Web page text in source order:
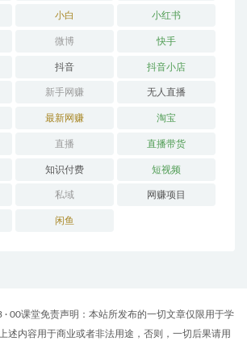
小白 小红书
微博 快手
抖音 抖音小店
新手网赚 无人直播
最新网赚 淘宝
直播 直播带货
知识付费 短视频
私域 网赚项目
闲鱼
00课堂免责声明：本站所发布的一切文章仅限用于学
述内容用于商业或者非法用途，否则，一切后果请用